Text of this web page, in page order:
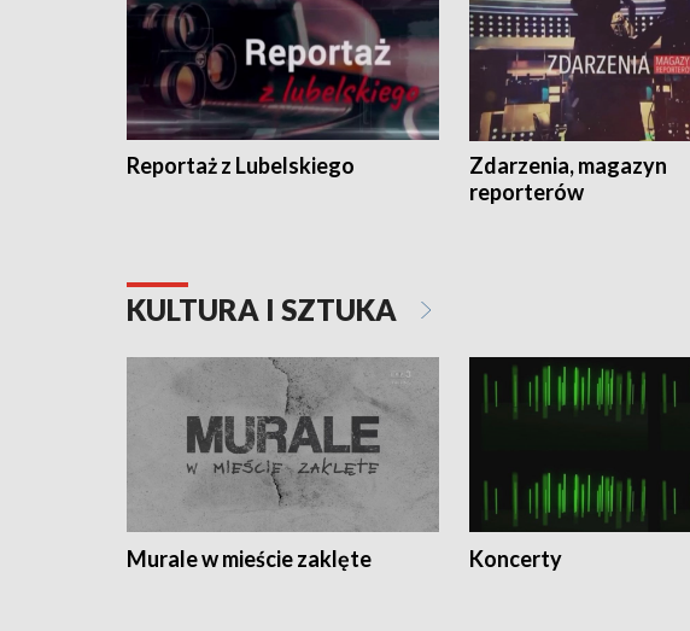
Reportaż z Lubelskiego
Zdarzenia, magazyn
reporterów
KULTURA I SZTUKA
Murale w mieście zaklęte Koncerty